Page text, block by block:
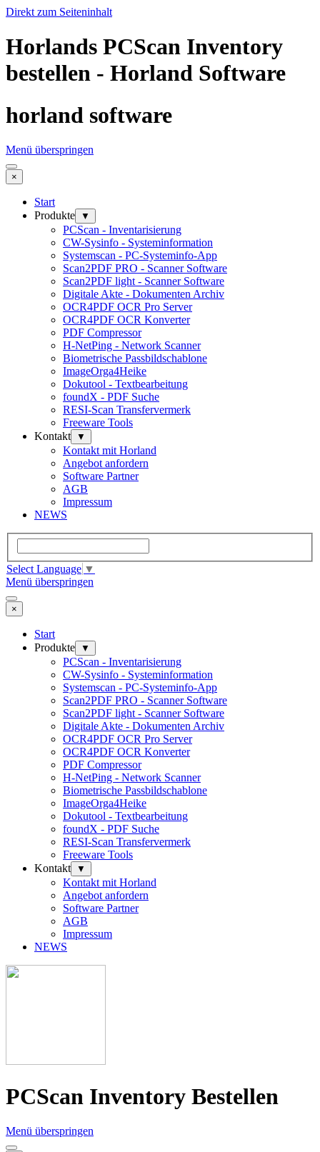
Direkt zum Seiteninhalt
Horlands PCScan Inventory
bestellen - Horland Software
horland software
Menü überspringen
×
Start
Produkte
▼
PCScan - Inventarisierung
CW-Sysinfo - Systeminformation
Systemscan - PC-Systeminfo-App
Scan2PDF PRO - Scanner Software
Scan2PDF light - Scanner Software
Digitale Akte - Dokumenten Archiv
OCR4PDF OCR Pro Server
OCR4PDF OCR Konverter
PDF Compressor
H-NetPing - Network Scanner
Biometrische Passbildschablone
ImageOrga4Heike
Dokutool - Textbearbeitung
foundX - PDF Suche
RESI-Scan Transfervermerk
Freeware Tools
Kontakt
▼
Kontakt mit Horland
Angebot anfordern
Software Partner
AGB
Impressum
NEWS
Select Language ▼
Menü überspringen
×
Start
Produkte
▼
PCScan - Inventarisierung
CW-Sysinfo - Systeminformation
Systemscan - PC-Systeminfo-App
Scan2PDF PRO - Scanner Software
Scan2PDF light - Scanner Software
Digitale Akte - Dokumenten Archiv
OCR4PDF OCR Pro Server
OCR4PDF OCR Konverter
PDF Compressor
H-NetPing - Network Scanner
Biometrische Passbildschablone
ImageOrga4Heike
Dokutool - Textbearbeitung
foundX - PDF Suche
RESI-Scan Transfervermerk
Freeware Tools
Kontakt
▼
Kontakt mit Horland
Angebot anfordern
Software Partner
AGB
Impressum
NEWS
PCScan Inventory Bestellen
Menü überspringen